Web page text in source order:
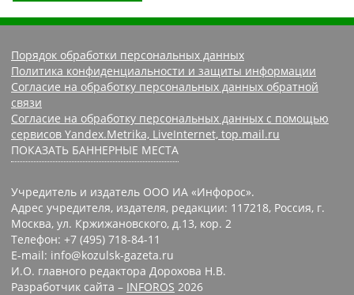
Порядок обработки персональных данных
Политика конфиденциальности и защиты информации
Согласие на обработку персональных данных обратной
связи
Согласие на обработку персональных данных с помощью
сервисов Yandex.Metrika, LiveInternet, top.mail.ru
ПОКАЗАТЬ БАННЕРНЫЕ МЕСТА
Учредитель и издатель ООО ИА «Инфорос».
Адрес учредителя, издателя, редакции: 117218, Россия, г.
Москва, ул. Кржижановского, д.13, кор. 2
Телефон: +7 (495) 718-84-11
E-mail: info@kozulsk-gazeta.ru
И.О. главного редактора Дорохова Н.В.
Разработчик сайта – INFOROS 2026